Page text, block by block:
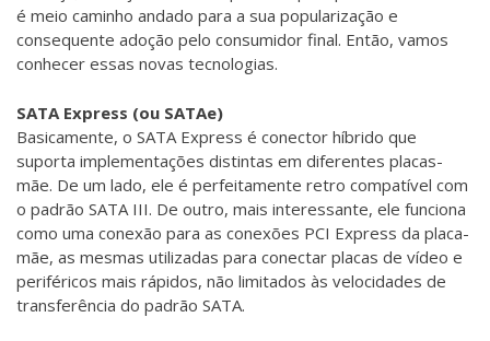
é meio caminho andado para a sua popularização e
consequente adoção pelo consumidor final. Então, vamos
conhecer essas novas tecnologias.
SATA Express (ou SATAe)
Basicamente, o SATA Express é conector híbrido que
suporta implementações distintas em diferentes placas-
mãe. De um lado, ele é perfeitamente retro compatível com
o padrão SATA III. De outro, mais interessante, ele funciona
como uma conexão para as conexões PCI Express da placa-
mãe, as mesmas utilizadas para conectar placas de vídeo e
periféricos mais rápidos, não limitados às velocidades de
transferência do padrão SATA.